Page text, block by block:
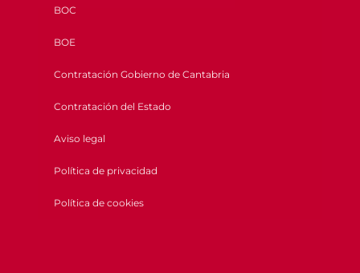
BOC
BOE
Contratación Gobierno de Cantabria
Contratación del Estado
Aviso legal
Política de privacidad
Política de cookies